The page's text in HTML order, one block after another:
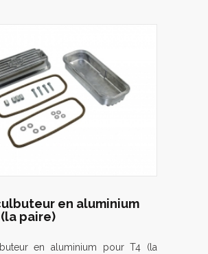
en aluminium
paire)
en aluminium pour T4 (la